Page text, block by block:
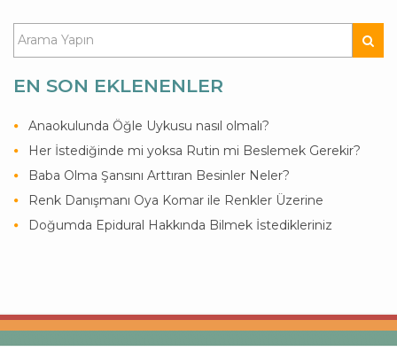
EN SON EKLENENLER
Anaokulunda Öğle Uykusu nasıl olmalı?
Her İstediğinde mi yoksa Rutin mi Beslemek Gerekir?
Baba Olma Şansını Arttıran Besinler Neler?
Renk Danışmanı Oya Komar ile Renkler Üzerine
Doğumda Epidural Hakkında Bilmek İstedikleriniz